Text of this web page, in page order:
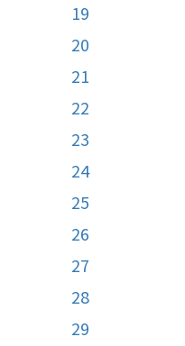
19
20
21
22
23
24
25
26
27
28
29